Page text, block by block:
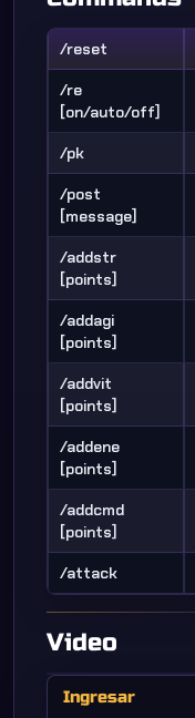
/reset
/re
[on/auto/off]
/pk
/post
[message]
/addstr
[points]
/addagi
[points]
/addvit
[points]
/addene
[points]
/addcmd
[points]
/attack
Video
Ingresar